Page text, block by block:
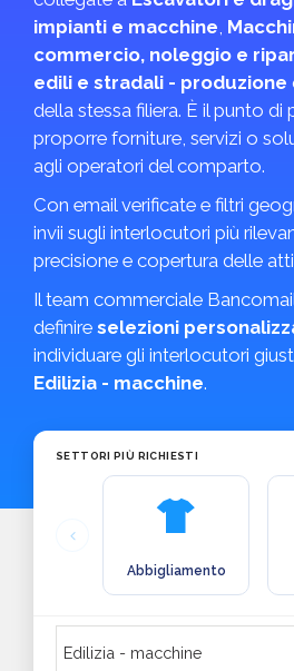
impianti e macchine,
commercio, noleggio e
edili e stradali - produzione
della stessa filiera. È il punto di
proporre forniture, servizi o
agli operatori del comparto.
Con email verificate e filtri
invii sugli interlocutori più
precisione e copertura delle
Il team commerciale
definire selezioni
individuare gli interlocutori
Edilizia - macchine.
SETTORI PIÙ RICHIESTI
Abbigliamento